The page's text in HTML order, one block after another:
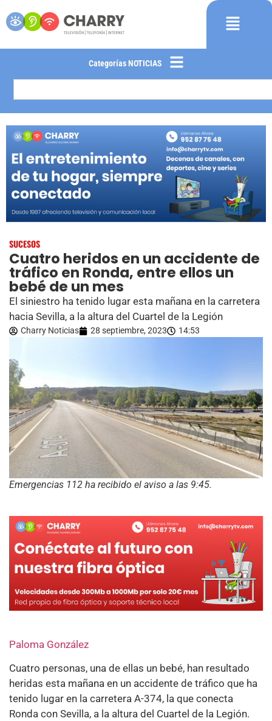
Categorías NOTICIAS
SUCESOS
Cuatro heridos en un accidente de
tráfico en Ronda, entre ellos un
bebé de un mes
El siniestro ha tenido lugar esta mañana en la carretera
hacia Sevilla, a la altura del Cuartel de la Legión
Charry Noticias 28 septiembre, 2023 14:53
Emergencias 112 ha recibido el aviso a las 9:45.
Paloma González
Cuatro personas, una de ellas un bebé, han resultado
heridas esta mañana en un accidente de tráfico que ha
tenido lugar en la carretera A-374, la que conecta
Ronda con Sevilla, a la altura del Cuartel de la Legión.